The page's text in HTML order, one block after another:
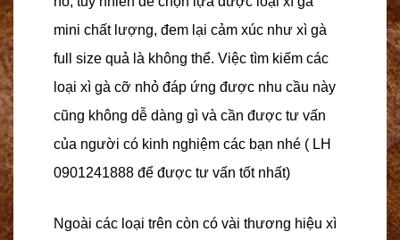
mini chất lượng, đem lại cảm xúc như xì gà
full size quả là không thể. Việc tìm kiếm các
loại xì gà cỡ nhỏ đáp ứng được nhu cầu này
cũng không dễ dàng gì và cần được tư vấn
của người có kinh nghiệm các bạn nhé ( LH
0901241888 để được tư vấn tốt nhất)
Ngoài các loại trên còn có vài thương hiệu xì